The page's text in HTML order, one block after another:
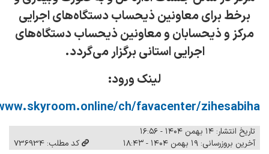
برخط برای معاونین ذیحساب دستگاه‌های اجرایی
مرکز و ذیحسابان و معاونین ذیحساب دستگاه‌های
اجرایی استانی برگزار می‌گردد.
لینک ورود:
ch/favacenter/zihesabiha
تاریخ انتشار: ۱۴ بهمن ۱۴۰۴ - ۱۶:۵۶
آخرین بروزرسانی: ۱۹ بهمن ۱۴۰۴ - ۱۸:۴۳
کد مطلب: 736934